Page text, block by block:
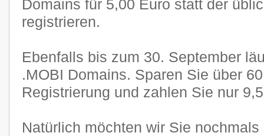
Domains für 5,00 Euro statt der
registrieren.
Ebenfalls bis zum 30. September
.MOBI Domains. Sparen Sie über
Registrierung und zahlen Sie nur
Natürlich möchten wir Sie